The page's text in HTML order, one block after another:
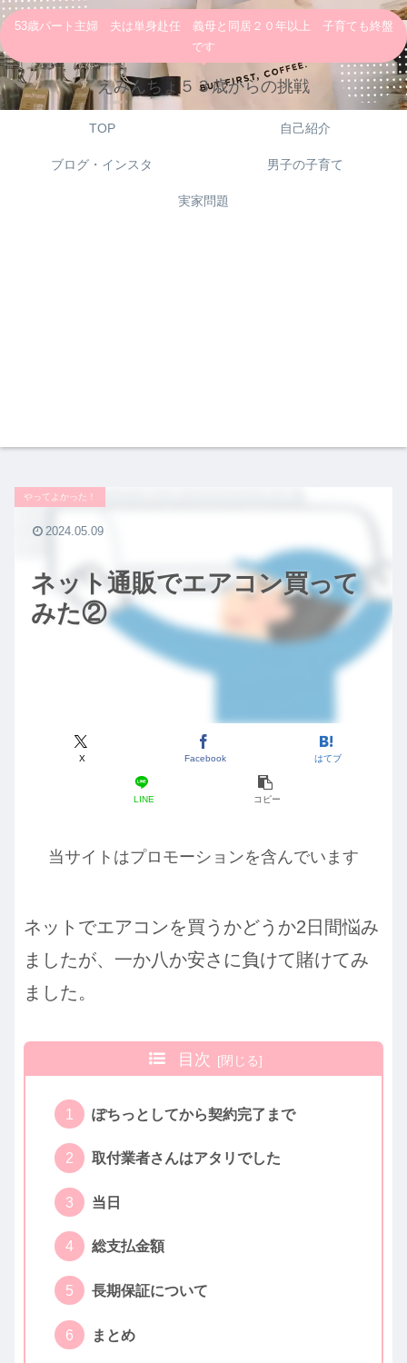
53歳パート主婦 夫は単身赴任 義母と同居２０年以上 子育ても終盤
です
えみんちょ５３歳からの挑戦
TOP 自己紹介
ブログ・インスタ 男子の子育て
実家問題
ネット通販でエアコン買って
みた②
やってよかった！
X Facebook はてブ
LINE コピー
2024.05.09
当サイトはプロモーションを含んでいます
ネットでエアコンを買うかどうか2日間悩み
ましたが、一か八か安さに負けて賭けてみ
ました。
目次
ぽちっとしてから契約完了まで
取付業者さんはアタリでした
当日
総支払金額
長期保証について
まとめ